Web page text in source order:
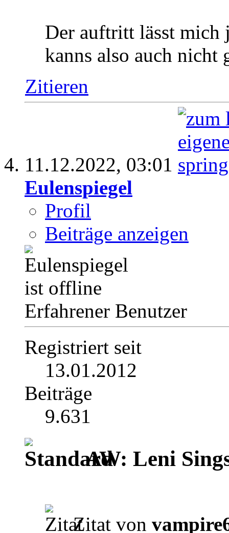
Der auftritt lässt mich
kanns also auch nicht
Zitieren
11.12.2022, 03:01
Eulenspiegel
Profil
Beiträge anzeigen
Erfahrener Benutzer
Registriert seit
13.01.2012
Beiträge
9.631
AW: Leni
Zitat von